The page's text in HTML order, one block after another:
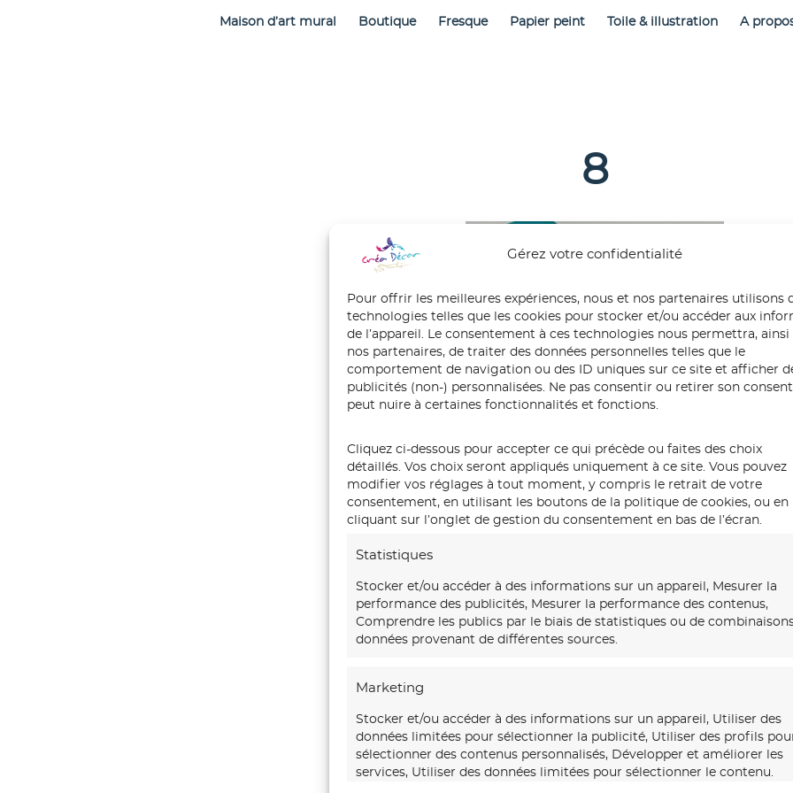
Gérez votre confidentialité
Pour offrir les meilleures expériences, nous et nos partenaires utilisons
technologies telles que les cookies pour stocker et/ou accéder aux
de l’appareil. Le consentement à ces technologies nous permettra, ainsi
nos partenaires, de traiter des données personnelles telles que le
comportement de navigation ou des ID uniques sur ce site et afficher
publicités (non-) personnalisées. Ne pas consentir ou retirer son
peut nuire à certaines fonctionnalités et fonctions.
Cliquez ci-dessous pour accepter ce qui précède ou faites des choix
détaillés. Vos choix seront appliqués uniquement à ce site. Vous pouvez
modifier vos réglages à tout moment, y compris le retrait de votre
consentement, en utilisant les boutons de la politique de cookies, ou en
cliquant sur l’onglet de gestion du consentement en bas de l’écran.
Statistiques
Stocker et/ou accéder à des informations sur un appareil, Mesurer la
performance des publicités, Mesurer la performance des contenus,
Comprendre les publics par le biais de statistiques ou de
données provenant de différentes sources.
Marketing
Stocker et/ou accéder à des informations sur un appareil, Utiliser des
données limitées pour sélectionner la publicité, Utiliser des profils
sélectionner des contenus personnalisés, Développer et améliorer les
services, Utiliser des données limitées pour sélectionner le contenu.
Maison d’art mural Boutique Fresque Papier peint Toile & illustration A
8
Global esquisse